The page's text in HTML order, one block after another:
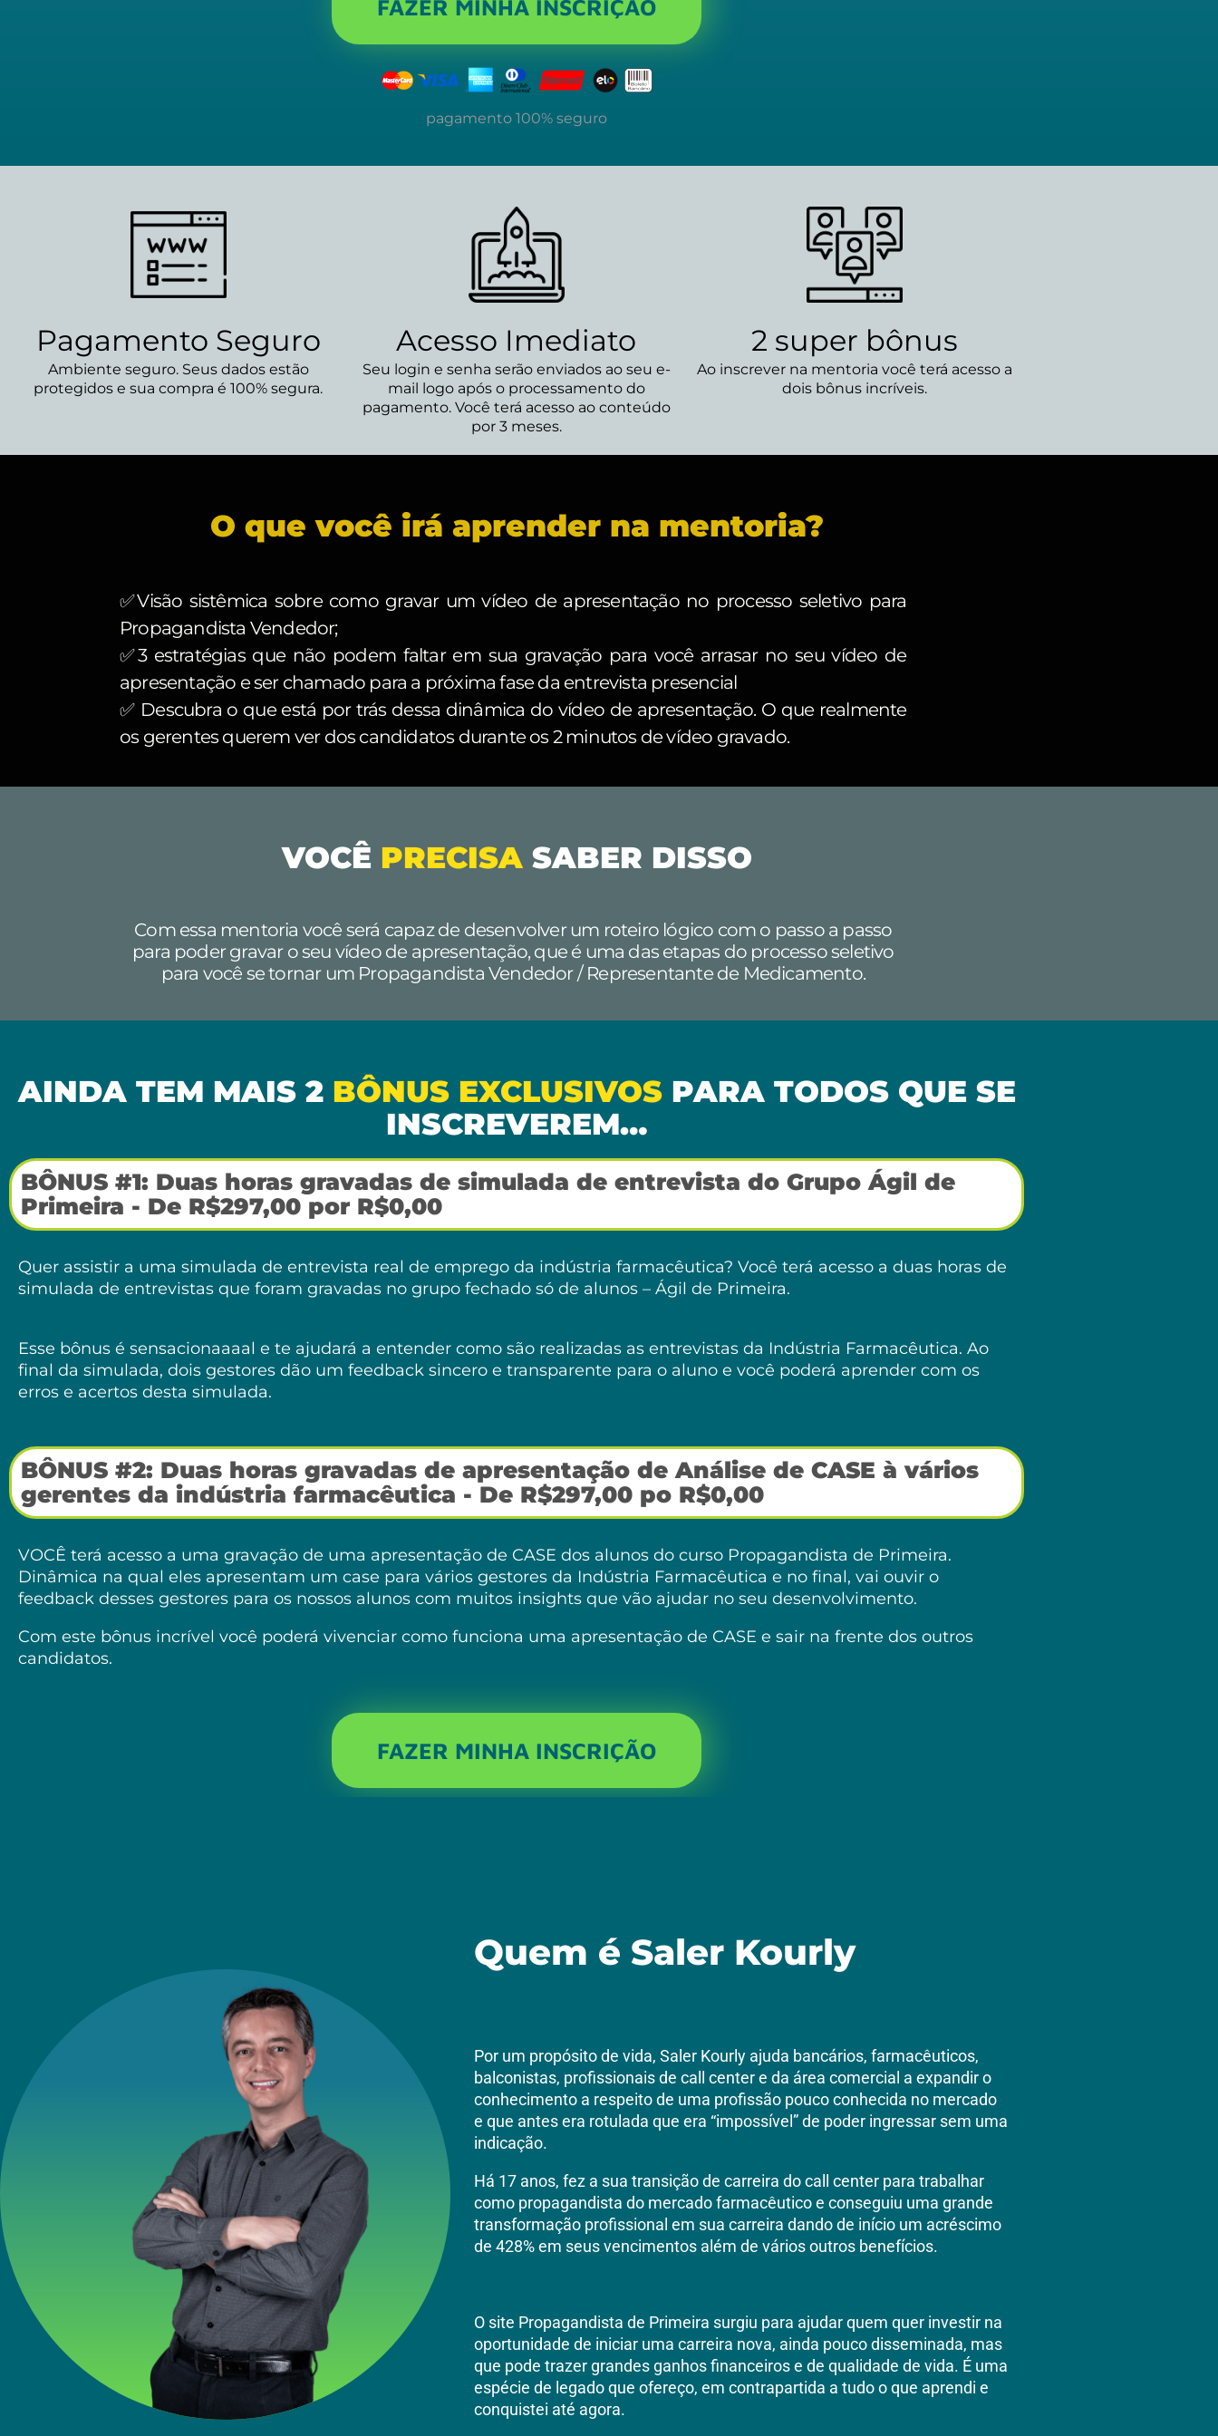
FAZER MINHA INSCRIÇÃO
pagamento 100% seguro
Pagamento Seguro
Ambiente seguro. Seus dados estão
protegidos e sua compra é 100% segura.
Acesso Imediato
Seu login e senha serão enviados ao seu e-
mail logo após o processamento do
pagamento. Você terá acesso ao conteúdo
por 3 meses.
2 super bônus
Ao inscrever na mentoria você terá acesso a
dois bônus incríveis.
O que você irá aprender na mentoria?
✅Visão sistêmica sobre como gravar um vídeo de apresentação no processo seletivo para
Propagandista Vendedor;
✅3 estratégias que não podem faltar em sua gravação para você arrasar no seu vídeo de
apresentação e ser chamado para a próxima fase da entrevista presencial
✅ Descubra o que está por trás dessa dinâmica do vídeo de apresentação. O que realmente
os gerentes querem ver dos candidatos durante os 2 minutos de vídeo gravado.
VOCÊ PRECISASABER DISSO
Com essa mentoria você será capaz de desenvolver um roteiro lógico com o passo a passo
para poder gravar o seu vídeo de apresentação, que é uma das etapas do processo seletivo
para você se tornar um Propagandista Vendedor / Representante de Medicamento.
AINDA TEM MAIS 2BÔNUS EXCLUSIVOSPARA TODOS QUE SE
INSCREVEREM…
BÔNUS #1: Duas horas gravadas de simulada de entrevista do Grupo Ágil de
Primeira - De R$297,00 por R$0,00
Quer assistir a uma simulada de entrevista real de emprego da indústria farmacêutica? Você terá acesso a duas horas de
simulada de entrevistas que foram gravadas no grupo fechado só de alunos – Ágil de Primeira.
Esse bônus é sensacionaaaal e te ajudará a entender como são realizadas as entrevistas da Indústria Farmacêutica. Ao
final da simulada, dois gestores dão um feedback sincero e transparente para o aluno e você poderá aprender com os
erros e acertos desta simulada.
BÔNUS #2: Duas horas gravadas de apresentação de Análise de CASE à vários
gerentes da indústria farmacêutica - De R$297,00 po R$0,00
VOCÊ terá acesso a uma gravação de uma apresentação de CASE dos alunos do curso Propagandista de Primeira.
Dinâmica na qual eles apresentam um case para vários gestores da Indústria Farmacêutica e no final, vai ouvir o
feedback desses gestores para os nossos alunos com muitos insights que vão ajudar no seu desenvolvimento.
Com este bônus incrível você poderá vivenciar como funciona uma apresentação de CASE e sair na frente dos outros
candidatos.
FAZER MINHA INSCRIÇÃO
Quem é Saler Kourly
Por um propósito de vida, Saler Kourly ajuda bancários, farmacêuticos,
balconistas, profissionais de call center e da área comercial a expandir o
conhecimento a respeito de uma profissão pouco conhecida no mercado
e que antes era rotulada que era “impossível” de poder ingressar sem uma
indicação.
Há 17 anos, fez a sua transição de carreira do call center para trabalhar
como propagandista do mercado farmacêutico e conseguiu uma grande
transformação profissional em sua carreira dando de início um acréscimo
de 428% em seus vencimentos além de vários outros benefícios.
O site Propagandista de Primeira surgiu para ajudar quem quer investir na
oportunidade de iniciar uma carreira nova, ainda pouco disseminada, mas
que pode trazer grandes ganhos financeiros e de qualidade de vida. É uma
espécie de legado que ofereço, em contrapartida a tudo o que aprendi e
conquistei até agora.